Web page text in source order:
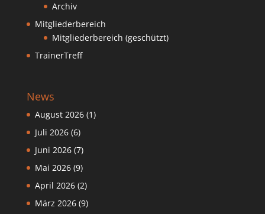
Archiv
Mitgliederbereich
Mitgliederbereich (geschützt)
TrainerTreff
News
August 2026(1)
Juli 2026(6)
Juni 2026(7)
Mai 2026(9)
April 2026(2)
März 2026(9)